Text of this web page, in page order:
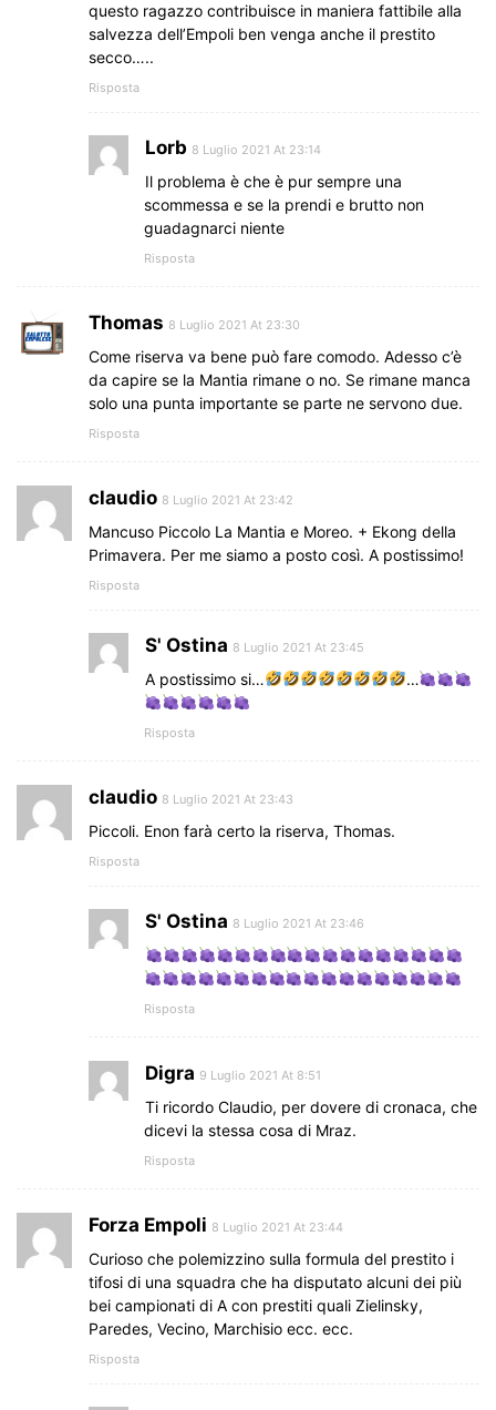
questo ragazzo contribuisce in maniera fattibile alla
salvezza dell’Empoli ben venga anche il prestito
secco…..
Risposta
Lorb 8 Luglio 2021 At 23:14
Il problema è che è pur sempre una
scommessa e se la prendi e brutto non
guadagnarci niente
Risposta
Thomas 8 Luglio 2021 At 23:30
Come riserva va bene può fare comodo. Adesso c’è
da capire se la Mantia rimane o no. Se rimane manca
solo una punta importante se parte ne servono due.
Risposta
claudio 8 Luglio 2021 At 23:42
Mancuso Piccolo La Mantia e Moreo. + Ekong della
Primavera. Per me siamo a posto così. A postissimo!
Risposta
S' Ostina 8 Luglio 2021 At 23:45
A postissimo si… …
Risposta
claudio 8 Luglio 2021 At 23:43
Piccoli. Enon farà certo la riserva, Thomas.
Risposta
S' Ostina 8 Luglio 2021 At 23:46
Risposta
Digra 9 Luglio 2021 At 8:51
Ti ricordo Claudio, per dovere di cronaca, che
dicevi la stessa cosa di Mraz.
Risposta
Forza Empoli 8 Luglio 2021 At 23:44
Curioso che polemizzino sulla formula del prestito i
tifosi di una squadra che ha disputato alcuni dei più
bei campionati di A con prestiti quali Zielinsky,
Paredes, Vecino, Marchisio ecc. ecc.
Risposta